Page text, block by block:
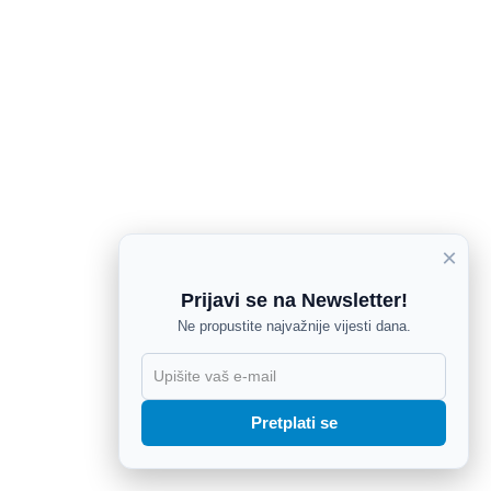
×
Prijavi se na Newsletter!
Ne propustite najvažnije vijesti dana.
Pretplati se